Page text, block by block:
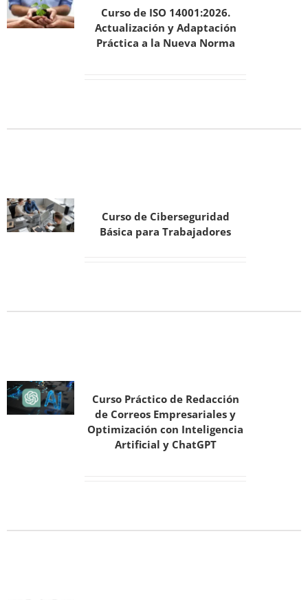
Curso de ISO 14001:2026.
Actualización y Adaptación
Práctica a la Nueva Norma
Curso de Ciberseguridad
Básica para Trabajadores
Curso Práctico de Redacción
de Correos Empresariales y
Optimización con Inteligencia
Artificial y ChatGPT